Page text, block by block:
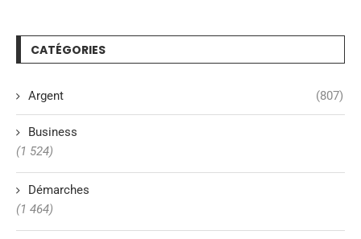
CATÉGORIES
Argent (807)
Business
(1 524)
Démarches
(1 464)